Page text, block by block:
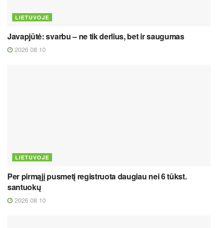
LIETUVOJE
Javapjūtė: svarbu – ne tik derlius, bet ir saugumas
2026 08 10
LIETUVOJE
Per pirmąjį pusmetį registruota daugiau nei 6 tūkst.
santuokų
2026 08 10